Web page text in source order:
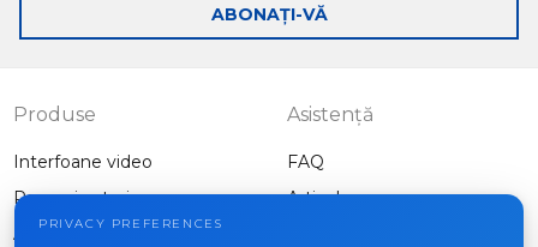
mail
ABONAȚI-VĂ
Produse
Interfoane video
Panouri exterioare
Alte echipamente
Asistență
FAQ
Articole
PRIVACY PREFERENCES